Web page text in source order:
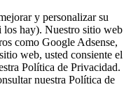
y personalizar su
los hay). Nuestro sitio web
como Google Adsense,
web, usted consiente el
Política de Privacidad.
nuestra Política de